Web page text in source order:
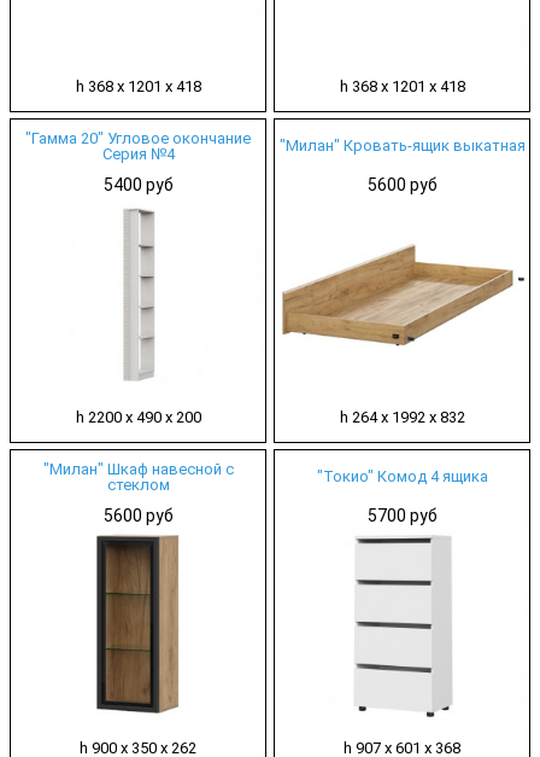
h 368 х 1201 х 418 h 368 х 1201 х 418
"Гамма 20" Угловое окончание
Серия №4
5400 руб
h 2200 х 490 х 200
"Милан" Кровать-ящик выкатная
5600 руб
h 264 х 1992 х 832
"Милан" Шкаф навесной с
стеклом
5600 руб
h 900 х 350 х 262
"Токио" Комод 4 ящика
5700 руб
h 907 х 601 х 368